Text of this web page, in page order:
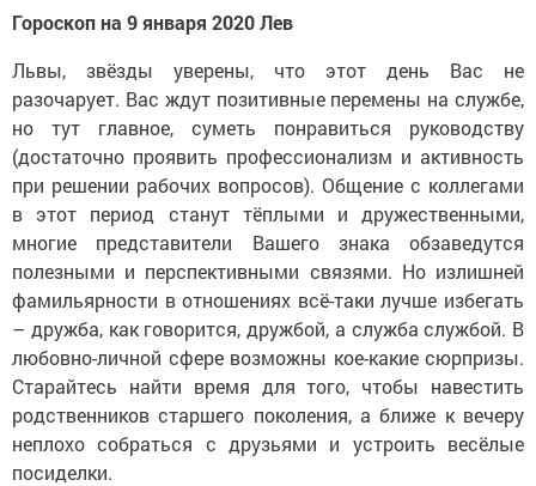
Гороскоп на 9 января 2020 Лев
Львы, звёзды уверены, что этот день Вас не
разочарует. Вас ждут позитивные перемены на службе,
но тут главное, суметь понравиться руководству
(достаточно проявить профессионализм и активность
при решении рабочих вопросов). Общение с коллегами
в этот период станут тёплыми и дружественными,
многие представители Вашего знака обзаведутся
полезными и перспективными связями. Но излишней
фамильярности в отношениях всё-таки лучше избегать
– дружба, как говорится, дружбой, а служба службой. В
любовно-личной сфере возможны кое-какие сюрпризы.
Старайтесь найти время для того, чтобы навестить
родственников старшего поколения, а ближе к вечеру
неплохо собраться с друзьями и устроить весёлые
посиделки.